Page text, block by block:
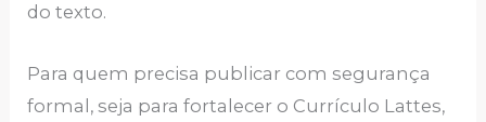
do texto.
Para quem precisa publicar com segurança
formal, seja para fortalecer o Currículo Lattes,